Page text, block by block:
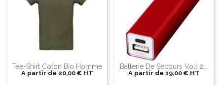
Tee-Shirt Coton Bio Homme
A partir de 20,00 € HT
Batterie De Secours Volt 2...
A partir de 19,00 € HT